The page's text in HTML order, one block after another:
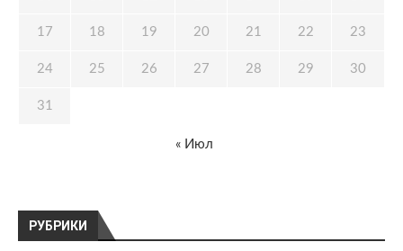
РУБРИКИ
17 18 19 20 21 22 23
24 25 26 27 28 29 30
31
« Июл